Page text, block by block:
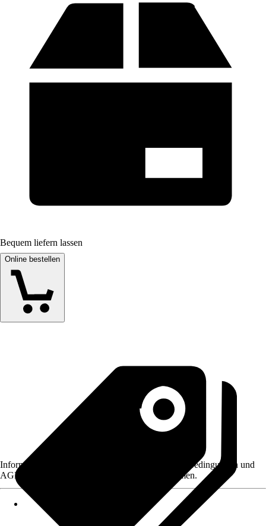
Bequem liefern lassen
Online bestellen
Informationen des Verkäufers, wie z. B. Rückgabebedingungen und
AGB, finden Sie bei Klick auf den Verkäufernamen.